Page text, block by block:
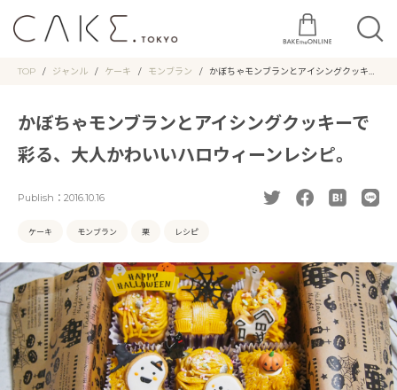
TOP ジャンル ケーキ モンブラン
かぼちゃモンブランとアイシングクッキー
かぼちゃモンブランとアイシングクッキーで
彩る、大人かわいいハロウィーンレシピ。
Publish： 2016.10.16
ケーキ モンブラン 栗 レシピ